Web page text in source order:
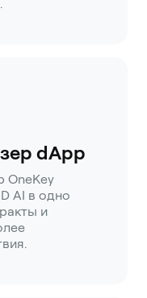
dApp
OneKey
AI в одно
и